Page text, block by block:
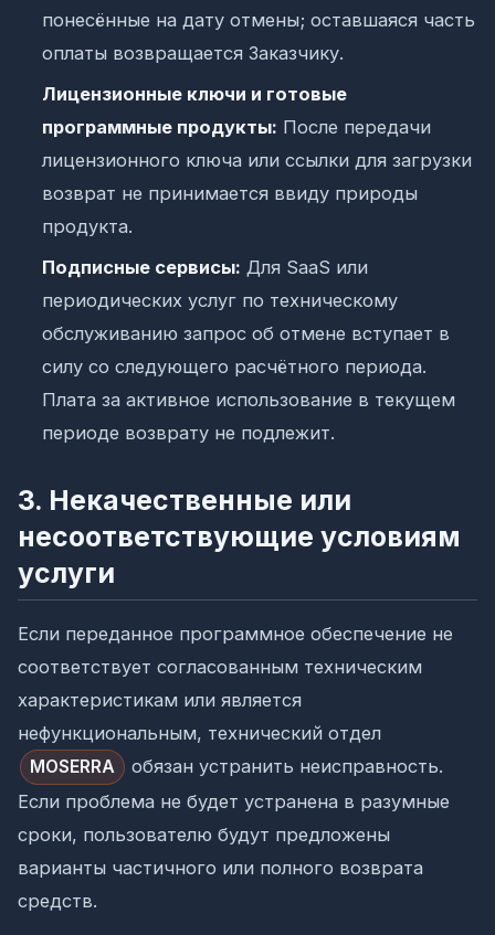
понесённые на дату отмены; оставшаяся часть
оплаты возвращается Заказчику.
Лицензионные ключи и готовые
программные продукты: После передачи
лицензионного ключа или ссылки для загрузки
возврат не принимается ввиду природы
продукта.
Подписные сервисы: Для SaaS или
периодических услуг по техническому
обслуживанию запрос об отмене вступает в
силу со следующего расчётного периода.
Плата за активное использование в текущем
периоде возврату не подлежит.
3. Некачественные или
несоответствующие условиям
услуги
Если переданное программное обеспечение не
соответствует согласованным техническим
характеристикам или является
нефункциональным, технический отдел
MOSERRA
обязан устранить неисправность.
Если проблема не будет устранена в разумные
сроки, пользователю будут предложены
варианты частичного или полного возврата
средств.